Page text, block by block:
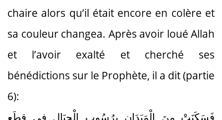
chaire alors qu’il était encore en colère et
sa couleur changea. Après avoir loué Allah
et l’avoir exalté et cherché ses
bénédictions sur le Prophète, il a dit (partie
6):
فَسَكَنَتْ مِنَ الْمَيَدَانِ بِرُسُوبِ الْجِبَالِ فِي قِطَعِ